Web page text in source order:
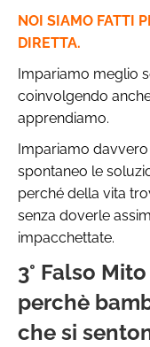
NOI SIAMO FATTI
DIRETTA.
Impariamo meglio
coinvolgendo
apprendiamo.
Impariamo
spontaneo le
perché della vita
senza doverle
impacchettate.
3° Falso
perchè
che si